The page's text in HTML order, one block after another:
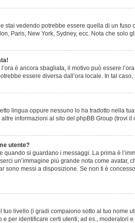
stai vedendo potrebbe essere quella di un
Paris, New York, Sydney, ecc. Nota che
è ancora sbagliata, il motivo può essere
essere diversa dall’ora locale. In tal
lingua oppure nessuno lo ha tradotto nella
informazioni al sito del phpBB Group (trovi
utente?
quando si guardano i messaggi. La prima è
un’immagine piú grande nota come
sono messi a disposizione. Se non ti è
livello (i gradi compaiono sotto al tuo
per identificare certi utenti; ad es.,